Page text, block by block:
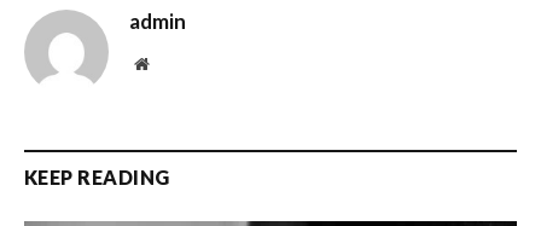
admin
Website
KEEP READING